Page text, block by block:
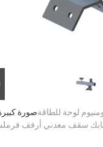
صورةلوحة للطاقة
سقف معدني أرفف